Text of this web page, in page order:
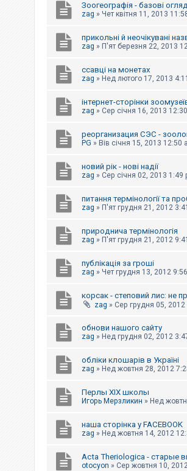
Зоогеографія - базові
zag » Чет квітня 11, 2013
прикольні й неочікувані
zag » П'ят березня 22, 2013
ссавці на монетах
zag » Нед лютого 17, 2013
інтернет-сторінки
zag » Сер січня 16, 2013
реорганизация СЭС -
PG » Вів січня 15, 2013 12:50
новий рік - нові надії
zag » Сер січня 02, 2013 1:49
питання термінології та
zag » П'ят грудня 21, 2012
природнича термінологія
zag » П'ят грудня 21, 2012
публікація за гроші
zag » Чет грудня 13, 2012
корсак - степовий лис: не
zag » Сер грудня 05, 2012
обнови нашого сайту
zag » Нед грудня 02, 2012
обліки клошарів в Україні
zag » Нед жовтня 28, 2012
Перлы ХІХ школы
Игорь Мерзликин » Нед
наша сторінка у FACEBOOK
zag » Нед жовтня 14, 2012
Acta Theriologica - старые
otocyon » Сер жовтня 10,